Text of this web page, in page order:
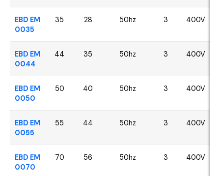
EBD EM
0035
35 28 50hz 3 400V
EBD EM
0044
44 35 50hz 3 400V
EBD EM
0050
50 40 50hz 3 400V
EBD EM
0055
55 44 50hz 3 400V
EBD EM
0070
70 56 50hz 3 400V